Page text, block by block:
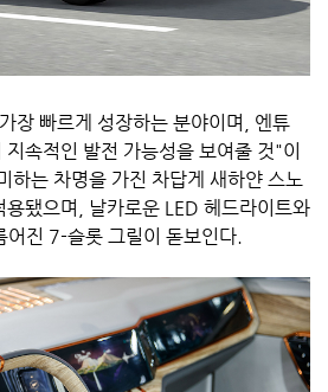
장 빠르게 성장하는 분야이며, 엔튜
속적인 발전 가능성을 보여줄 것"이
하는 차명을 가진 차답게 새하얀 스노
됐으며, 날카로운 LED 헤드라이트와
진 7-슬롯 그릴이 돋보인다.